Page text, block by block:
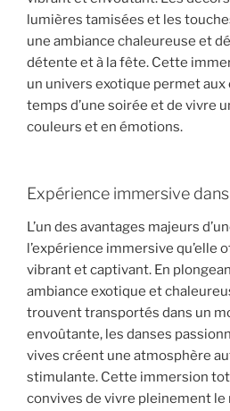
lumières tamisées et les
une ambiance chaleureuse et
détente et à la fête. Cette
un univers exotique permet aux
temps d’une soirée et de vivre
couleurs et en émotions.
Expérience immersive
L’un des avantages majeurs
l’expérience immersive qu’elle
vibrant et captivant. En
ambiance exotique et
trouvent transportés dans un
envoûtante, les danses
vives créent une atmosphère
stimulante. Cette immersion
convives de vivre pleinement